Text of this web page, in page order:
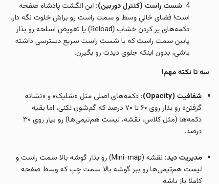
شست راست (کنترل دوربین): این انگشت پادشاهِ صفحه
است! فضای خالیِ وسط و سمت راست رو براش خلوت نگه دار.
دکمه‌های پر کردن خشاب (Reload) یا تعویض اسلحه رو بذار
پایین سمت راست که با شستِ راست سریع دسترسی داشته
باشی، بدون اینکه جلوی دیدت رو بگیرن.
سه تا نکته مهم!
شفافیت (Opacity):
دکمه‌های اصلی مثل «شلیک» و «نشانه
گرفتن» رو بذار روی ۶۰ تا ۷۰ درصد که گم‌شون نکنی، اما بقیه
دکمه‌ها (مثل کلاس، نقشه، لیست هم‌تیمی‌ها) رو بیار روی ۳۰
درصد.
مدیریت دید:
نقشه (Mini-map) رو بذار گوشه بالا سمت راست و
لیست هم‌تیمی‌ها رو ببر گوشه بالا سمت چپ که وسط صفحه
کاملا باز باشه.